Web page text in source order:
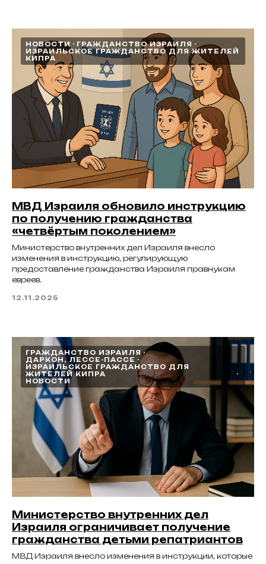
НОВОСТИ
ГРАЖДАНСТВО ИЗРАИЛЯ
ИЗРАИЛЬСКОЕ ГРАЖДАНСТВО ДЛЯ ЖИТЕЛЕЙ
КИПРА
МВД Израиля обновило инструкцию
по получению гражданства
«четвёртым поколением»
Министерство внутренних дел Израиля внесло
изменения в инструкцию, регулирующую
предоставление гражданства Израиля правнукам
евреев.
12.11.2025
ГРАЖДАНСТВО ИЗРАИЛЯ
ДАРКОН, ЛЕССЕ-ПАССЕ
ИЗРАИЛЬСКОЕ ГРАЖДАНСТВО ДЛЯ
ЖИТЕЛЕЙ КИПРА
НОВОСТИ
Министерство внутренних дел
Израиля ограничивает получение
гражданства детьми репатриантов
МВД Израиля внесло изменения в инструкции, которые